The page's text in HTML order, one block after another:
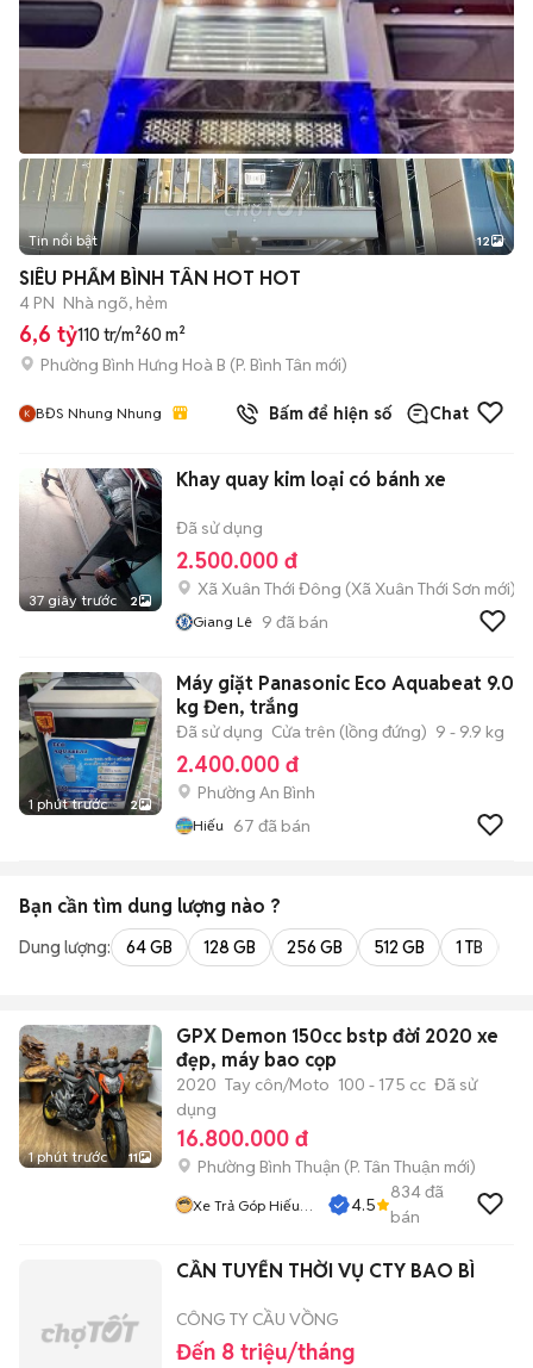
+2
Tin nổi bật 12
SIÊU PHẨM BÌNH TÂN HOT HOT
4 PN Nhà ngõ, hẻm
6,6 tỷ110 tr/m²60 m²
Phường Bình Hưng Hoà B (P. Bình Tân mới)
BĐS Nhung Nhung Bấm để hiện số Chat
37 giây trước 2
Khay quay kim loại có bánh xe
Đã sử dụng
2.500.000 đ
Xã Xuân Thới Đông (Xã Xuân Thới Sơn mới)
Giang Lê 9 đã bán
1 phút trước 2
Máy giặt Panasonic Eco Aquabeat 9.0
kg Đen, trắng
Đã sử dụng Cửa trên (lồng đứng) 9 - 9.9 kg
2.400.000 đ
Phường An Bình
Hiếu 67 đã bán
Bạn cần tìm dung lượng nào ?
Dung lượng: 64 GB 128 GB 256 GB 512 GB 1 TB
1 phút trước 11
GPX Demon 150cc bstp đời 2020 xe
đẹp, máy bao cọp
2020 Tay côn/Moto 100 - 175 cc Đã sử
dụng
16.800.000 đ
Phường Bình Thuận (P. Tân Thuận mới)
Xe Trả Góp Hiếu
4.5
834đã
bán
CẦN TUYỂN THỜI VỤ CTY BAO BÌ
CÔNG TY CẦU VỒNG
Đến 8 triệu/tháng